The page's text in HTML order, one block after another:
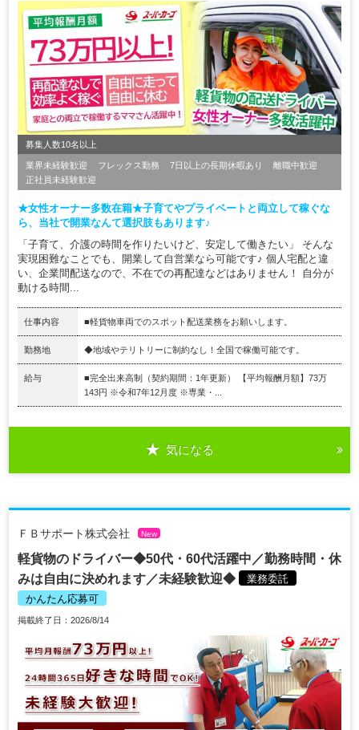
募集人数10名以上
業界未経験歓迎 フレックス勤務 7日以上の長期休暇あり
離職中歓迎
正社員未経験歓迎
★女性オーナー多数在籍★子育てやプライベートと両立して稼ぐな
ら、当社で開業なんて選択肢もあります♪
「子育て、介護の時間を作りたいけど、安定して働きたい」 そんな
実現困難なことでも、開業して自営業なら可能です♪ 個人宅配と違
い、企業間配送なので、不在での再配達などはありません！ 自分が
動ける時間...
仕事内容 ■軽貨物車両でのスポット配送業務をお願いします。
勤務地 ◆地域やテリトリーに制約なし！全国で稼働可能です。
給与
■完全出来高制（契約期間：1年更新） 【平均報酬月額】73万
143円 ※令和7年12月度 ※専業・...
気になる
ＦＢサポート株式会社 New
軽貨物のドライバー◆50代・60代活躍中／勤務時間・休
みは自由に決めれます／未経験歓迎◆
業務委託
かんたん応募可
掲載終了日：2026/8/14